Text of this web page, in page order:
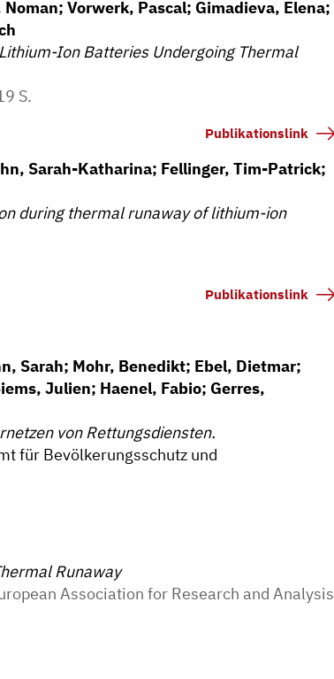
Vorwerk, Pascal; Gimadieva, Elena;
Ion Batteries Undergoing Thermal
S.
Publikationslink
Sarah-Katharina; Fellinger, Tim-Patrick;
during thermal runaway of lithium-ion
Publikationslink
Sarah; Mohr, Benedikt; Ebel, Dietmar;
Julien; Haenel, Fabio; Gerres,
von Rettungsdiensten.
für Bevölkerungsschutz und
Runaway
Association for Research and Analysis